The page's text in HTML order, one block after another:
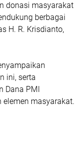
donasi masyarakat
berbagai
H. R. Krisdianto,
ini, serta
Dana PMI
elemen masyarakat.